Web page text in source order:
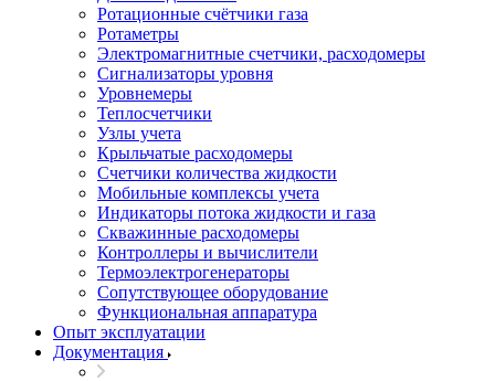
Ротационные счётчики газа
Ротаметры
Электромагнитные счетчики, расходомеры
Сигнализаторы уровня
Уровнемеры
Теплосчетчики
Узлы учета
Крыльчатые расходомеры
Счетчики количества жидкости
Мобильные комплексы учета
Индикаторы потока жидкости и газа
Скважинные расходомеры
Контроллеры и вычислители
Термоэлектрогенераторы
Сопутствующее оборудование
Функциональная аппаратура
Опыт эксплуатации
Документация